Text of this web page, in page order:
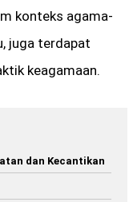
konteks agama-
juga terdapat
keagamaan.
dan Kecantikan